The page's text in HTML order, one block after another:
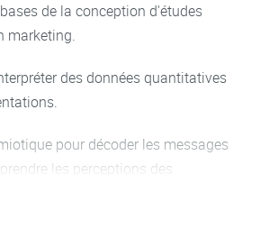
expérimentales : statistiques
inférentielles
: travail en groupe à mener par les
en marketing
de la conception d'études
marketing.
des données quantitatives
pour décoder les messages
les perceptions des
scientifiques et éthiques dans la